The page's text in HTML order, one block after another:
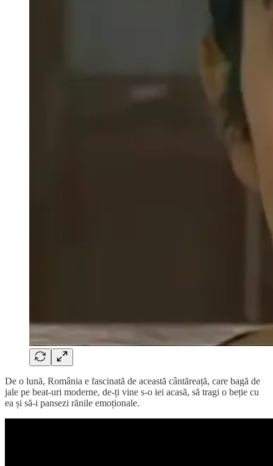
De o lună, România e fascinată de această cântăreață, care bagă de
jale pe beat-uri moderne, de-ți vine s-o iei acasă, să tragi o beție cu
ea și să-i pansezi rănile emoționale.